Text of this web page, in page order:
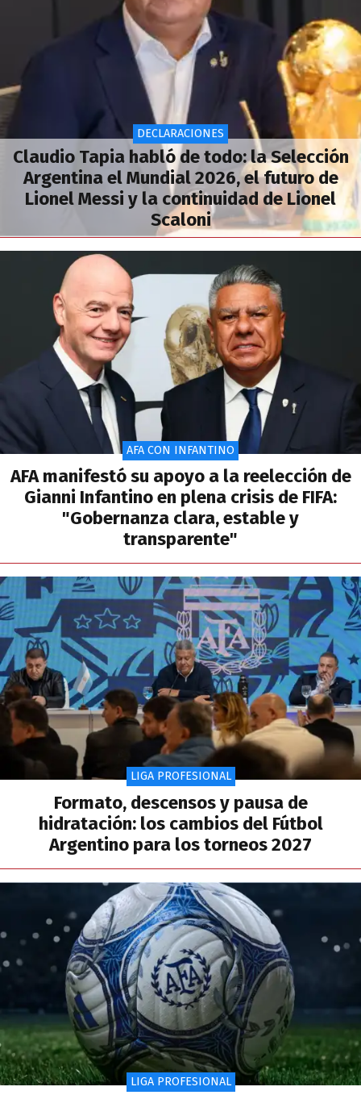
DECLARACIONES
Claudio Tapia habló de todo: la Selección
Argentina el Mundial 2026, el futuro de
Lionel Messi y la continuidad de Lionel
Scaloni
AFA CON INFANTINO
AFA manifestó su apoyo a la reelección de
Gianni Infantino en plena crisis de FIFA:
"Gobernanza clara, estable y
transparente"
LIGA PROFESIONAL
Formato, descensos y pausa de
hidratación: los cambios del Fútbol
Argentino para los torneos 2027
LIGA PROFESIONAL